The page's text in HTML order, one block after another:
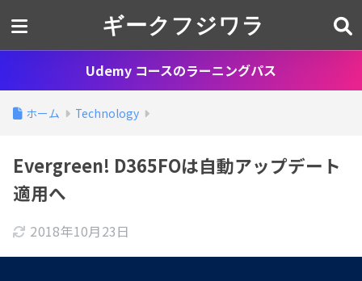
ギークフジワラ
Udemy コースのラーニングパス
ホーム Technology
Evergreen! D365FOは自動アップデート
適用へ
2018年10月23日